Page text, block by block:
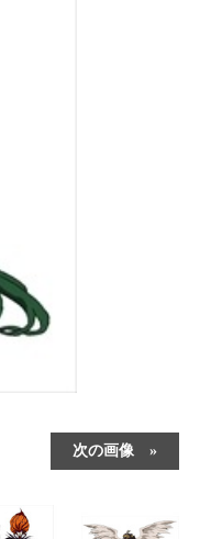
次の画像